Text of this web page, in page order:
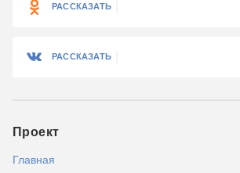
РАССКАЗАТЬ
РАССКАЗАТЬ
Проект
Главная